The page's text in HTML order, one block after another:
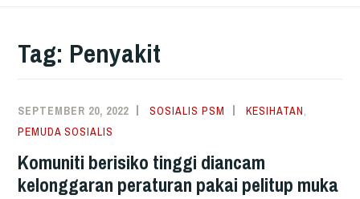
Tag: Penyakit
SEPTEMBER 20, 2022 SOSIALIS PSM KESIHATAN,
PEMUDA SOSIALIS
Komuniti berisiko tinggi diancam
kelonggaran peraturan pakai pelitup muka